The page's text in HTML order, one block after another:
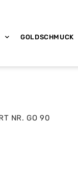
GOLDSCHMUCK